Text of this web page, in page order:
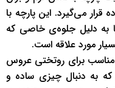
می‌گیرد. این پارچه با
به دلیل جلوه‌ی خاصی که
مورد علاقه است.
مناسب برای روتختی عروس
به دنبال چیزی ساده و